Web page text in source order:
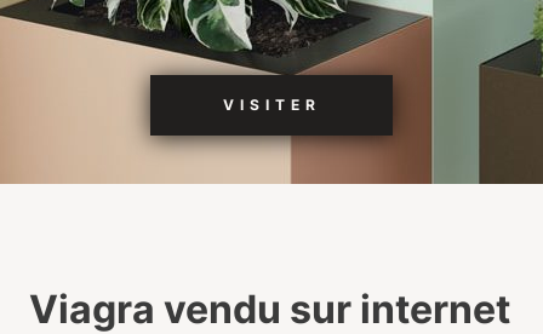
VISITER
Viagra vendu sur internet